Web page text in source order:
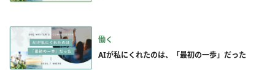
働く
AIが私にくれたのは、「最初の一歩」だった